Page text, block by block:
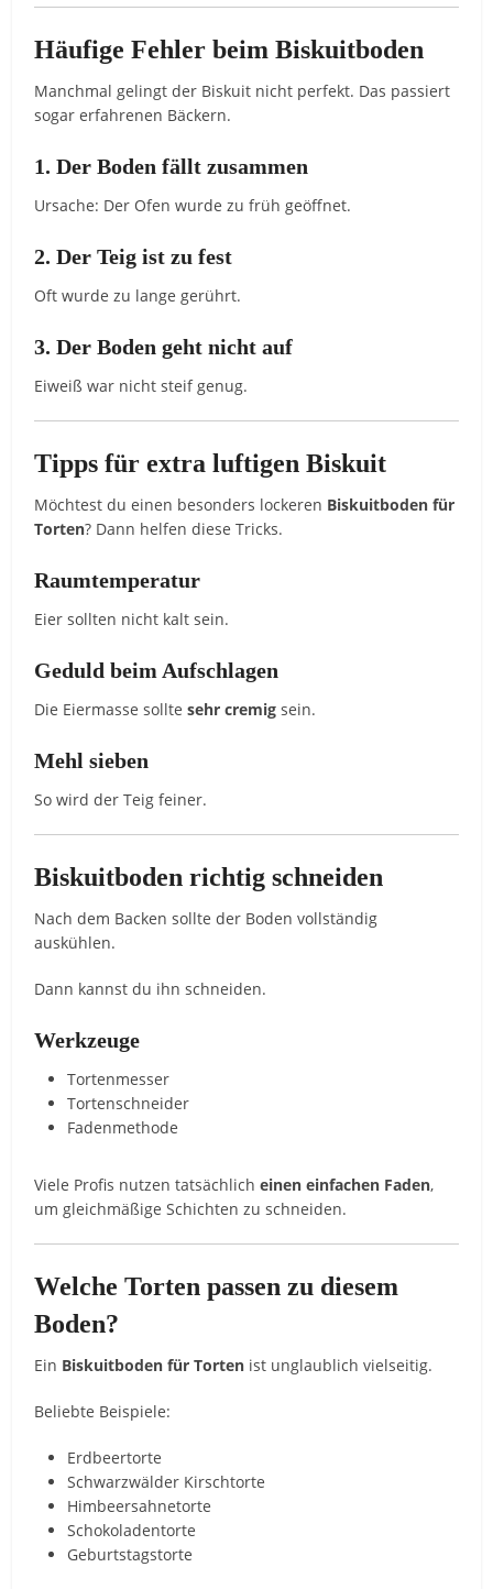
Häufige Fehler beim Biskuitboden
Manchmal gelingt der Biskuit nicht perfekt. Das passiert
sogar erfahrenen Bäckern.
1. Der Boden fällt zusammen
Ursache: Der Ofen wurde zu früh geöffnet.
2. Der Teig ist zu fest
Oft wurde zu lange gerührt.
3. Der Boden geht nicht auf
Eiweiß war nicht steif genug.
Tipps für extra luftigen Biskuit
Möchtest du einen besonders lockeren Biskuitboden für
Torten? Dann helfen diese Tricks.
Raumtemperatur
Eier sollten nicht kalt sein.
Geduld beim Aufschlagen
Die Eiermasse solltesehr cremig sein.
Mehl sieben
So wird der Teig feiner.
Biskuitboden richtig schneiden
Nach dem Backen sollte der Boden vollständig
auskühlen.
Dann kannst du ihn schneiden.
Werkzeuge
Tortenmesser
Tortenschneider
Fadenmethode
Viele Profis nutzen tatsächlicheinen einfachen Faden,
um gleichmäßige Schichten zu schneiden.
Welche Torten passen zu diesem
Boden?
Ein Biskuitboden für Torten ist unglaublich vielseitig.
Beliebte Beispiele:
Erdbeertorte
Schwarzwälder Kirschtorte
Himbeersahnetorte
Schokoladentorte
Geburtstagstorte